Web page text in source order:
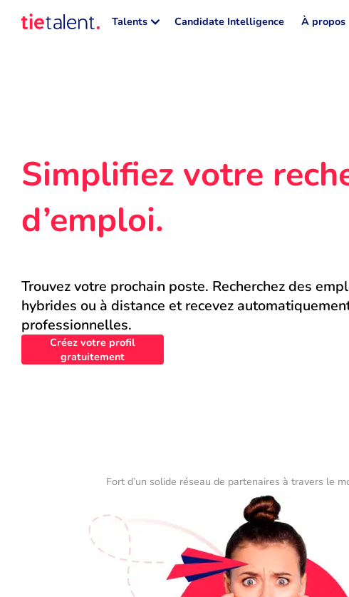
Talents Candidate Intelligence À propos
Simplifiez votre
d’emploi.
Trouvez votre prochain poste. Recherchez des
hybrides ou à distance et recevez
professionnelles.
Créez votre profil
gratuitement
Fort d’un solide réseau de partenaires à travers le